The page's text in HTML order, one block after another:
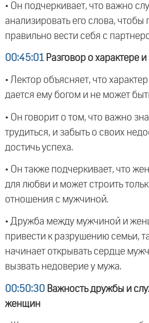
• Он подчеркивает, что важно
анализировать его слова, чтобы
правильно вести себя с
00:45:01 Разговор о характере
• Лектор объясняет, что
дается ему богом и не может
• Он говорит о том, что важно
трудиться, и забыть о своих
достичь успеха.
• Он также подчеркивает, что
для любви и может строить
отношения с мужчиной.
• Дружба между мужчиной и
привести к разрушению семьи,
начинает открывать сердце
вызвать недоверие у мужа.
00:50:30 Важность дружбы и
женщин